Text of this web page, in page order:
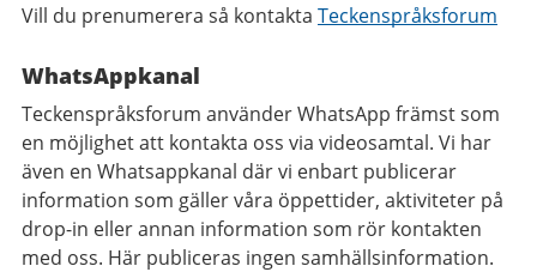
Vill du prenumerera så kontakta Teckenspråksforum
WhatsAppkanal
Teckenspråksforum använder WhatsApp främst som
en möjlighet att kontakta oss via videosamtal. Vi har
även en Whatsappkanal där vi enbart publicerar
information som gäller våra öppettider, aktiviteter på
drop-in eller annan information som rör kontakten
med oss. Här publiceras ingen samhällsinformation.